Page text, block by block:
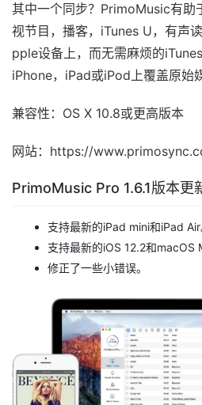
其中一个同步？PrimoMusic有助
视节目，播客，iTunes U，有声
pple设备上，而无需麻烦的
iPhone，iPad或iPod上覆盖原始
兼容性：OS X 10.8或更高版本
网站：https://
PrimoMusic Pro 1.6.1版本更
支持最新的iPad mini和iPad Air
支持最新的iOS 12.2和macOS
修正了一些小错误。